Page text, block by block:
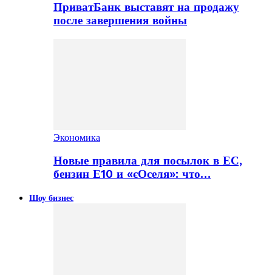
ПриватБанк выставят на продажу
после завершения войны
Экономика
Новые правила для посылок в ЕС,
бензин Е10 и «єОселя»: что…
Шоу бизнес